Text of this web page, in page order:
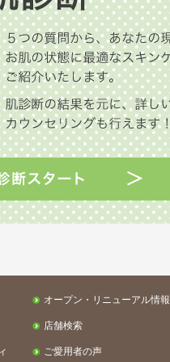
オープン・リニューアル情報
店舗検索
ご愛用者の声